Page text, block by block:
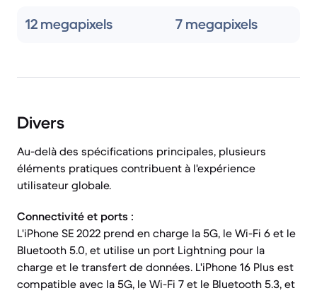
12 megapixels 7 megapixels
Divers
Au-delà des spécifications principales, plusieurs
éléments pratiques contribuent à l'expérience
utilisateur globale.
Connectivité et ports :
L'iPhone SE 2022 prend en charge la 5G, le Wi-Fi 6 et le
Bluetooth 5.0, et utilise un port Lightning pour la
charge et le transfert de données. L'iPhone 16 Plus est
compatible avec la 5G, le Wi-Fi 7 et le Bluetooth 5.3, et